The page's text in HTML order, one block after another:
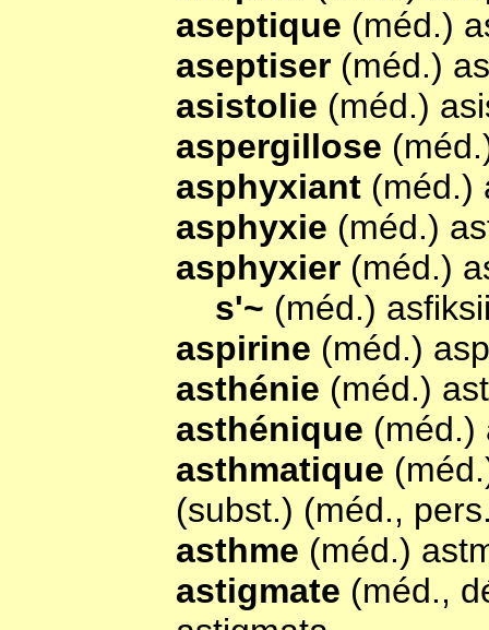
aseptique (méd.)
aseptiser (méd.)
asistolie (méd.)
aspergillose
asphyxiant (méd.)
asphyxie (méd.)
asphyxier (méd.)
s'~ (méd.)
aspirine (méd.)
asthénie (méd.)
asthénique (méd.)
asthmatique
(subst.) (méd.,
asthme (méd.)
astigmate (méd.,